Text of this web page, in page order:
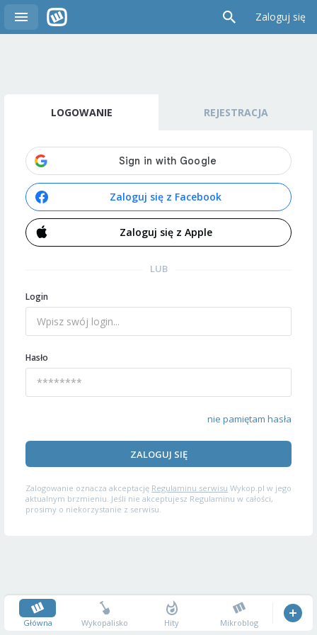
Zaloguj się
LOGOWANIE REJESTRACJA
Zaloguj się z Facebook
Zaloguj się z Apple
LUB
Login
Hasło
nie pamiętam hasła
ZALOGUJ SIĘ
Zalogowanie oznacza akceptację Regulaminu serwisu Wykop.pl w jego
aktualnym brzmieniu. Jeśli nie akceptujesz Regulaminu w całości,
prosimy o niekorzystanie z serwisu.
Główna Wykopalisko Hity Mikroblog